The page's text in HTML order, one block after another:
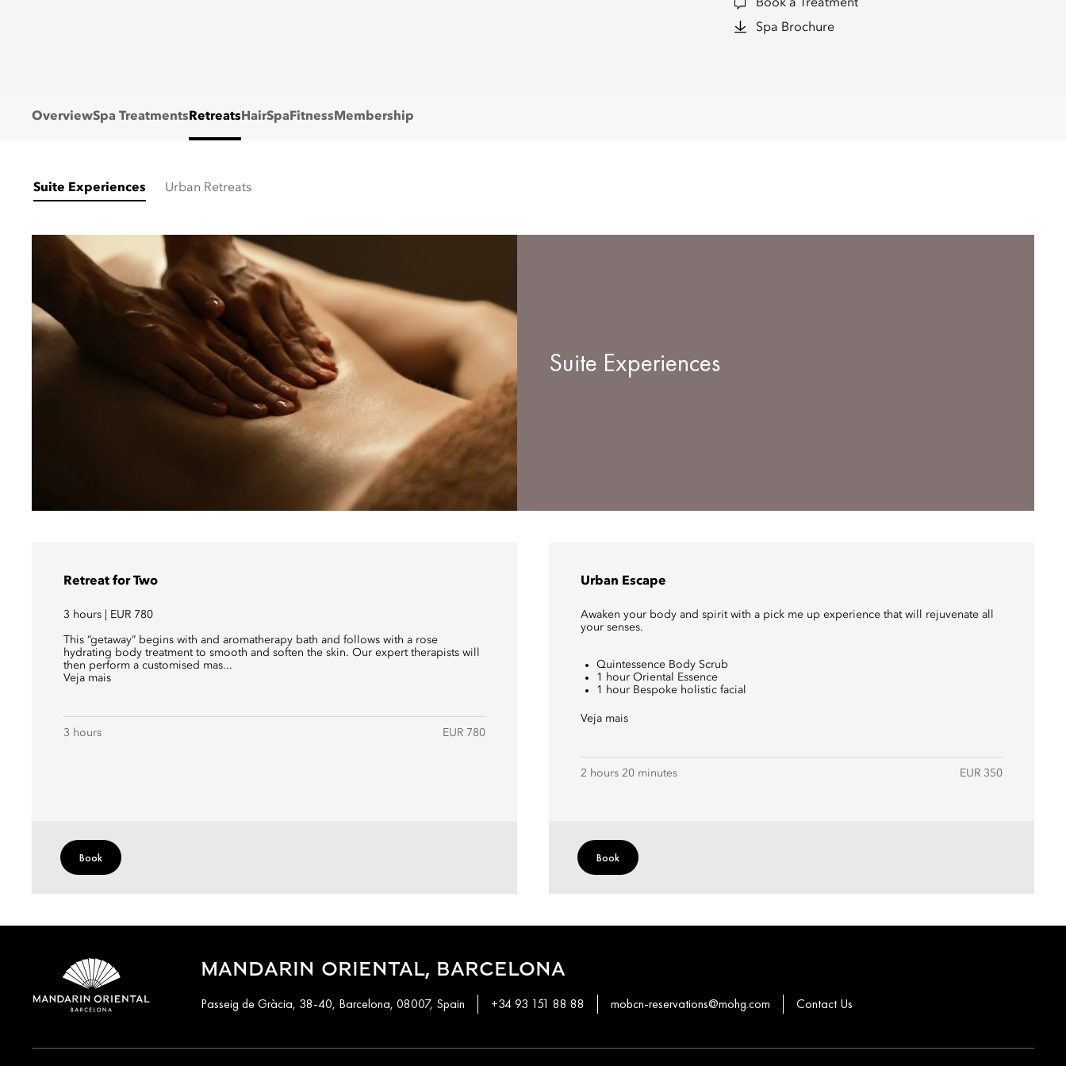
Book a Treatment
Spa Brochure
OverviewSpa Treatments Retreats HairSpa Fitness Membership
Suite Experiences Urban Retreats
Suite Experiences
Retreat for Two
3 hours | EUR 780
This “getaway” begins with and aromatherapy bath and follows with a rose
hydrating body treatment to smooth and soften the skin. Our expert therapists will
then perform a customised mas...
Veja mais
3 hours EUR 780
Book
Urban Escape
Awaken your body and spirit with a pick me up experience that will rejuvenate all
your senses.
Quintessence Body Scrub
1 hour Oriental Essence
1 hour Bespoke holistic facial
Veja mais
2 hours 20 minutes EUR 350
Book
MANDARIN ORIENTAL, BARCELONA
Passeig de Gràcia, 38-40, Barcelona, 08007, Spain +34 93 151 88 88 mobcn-reservations@mohg.com Contact Us